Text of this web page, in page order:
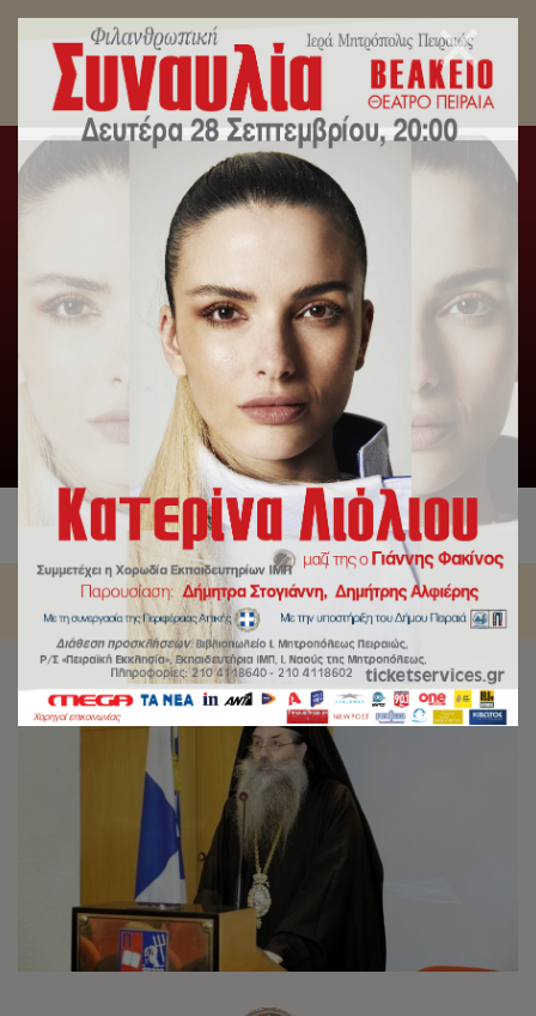
Εκδήλωση της Ιεράς Μητροπόλεως Πειραιώς για
τους Προστάτες της Παιδείας
Αρχική / Εκδηλώσεις
Εκδήλωση της Ιεράς Μητροπόλεως
Πειραιώς για τους Προστάτες της Παιδείας